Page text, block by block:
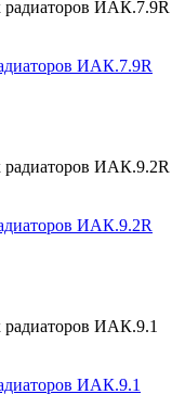
ИАК.7.9R
ИАК.9.2R
ИАК.9.1